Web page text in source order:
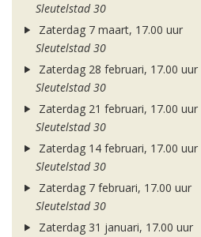
Sleutelstad 30
Zaterdag 7 maart, 17.00 uur
Sleutelstad 30
Zaterdag 28 februari, 17.00 uur
Sleutelstad 30
Zaterdag 21 februari, 17.00 uur
Sleutelstad 30
Zaterdag 14 februari, 17.00 uur
Sleutelstad 30
Zaterdag 7 februari, 17.00 uur
Sleutelstad 30
Zaterdag 31 januari, 17.00 uur